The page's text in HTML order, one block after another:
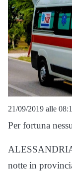
21/09/2019 alle
Per fortuna
notte in